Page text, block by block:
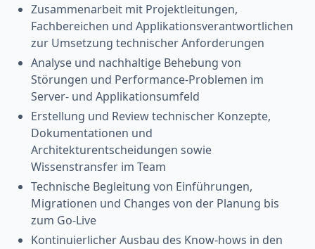
Zusammenarbeit mit Projektleitungen,
Fachbereichen und Applikationsverantwortlichen
zur Umsetzung technischer Anforderungen
Analyse und nachhaltige Behebung von
Störungen und Performance-Problemen im
Server- und Applikationsumfeld
Erstellung und Review technischer Konzepte,
Dokumentationen und
Architekturentscheidungen sowie
Wissenstransfer im Team
Technische Begleitung von Einführungen,
Migrationen und Changes von der Planung bis
zum Go-Live
Kontinuierlicher Ausbau des Know-hows in den